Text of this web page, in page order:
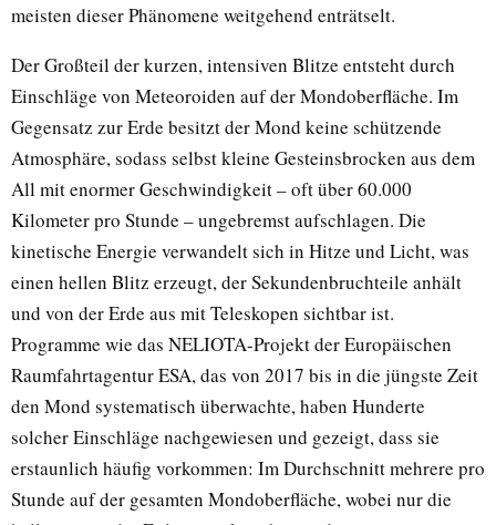
meisten dieser Phänomene weitgehend enträtselt.
Der Großteil der kurzen, intensiven Blitze entsteht durch
Einschläge von Meteoroiden auf der Mondoberfläche. Im
Gegensatz zur Erde besitzt der Mond keine schützende
Atmosphäre, sodass selbst kleine Gesteinsbrocken aus dem
All mit enormer Geschwindigkeit – oft über 60.000
Kilometer pro Stunde – ungebremst aufschlagen. Die
kinetische Energie verwandelt sich in Hitze und Licht, was
einen hellen Blitz erzeugt, der Sekundenbruchteile anhält
und von der Erde aus mit Teleskopen sichtbar ist.
Programme wie das NELIOTA-Projekt der Europäischen
Raumfahrtagentur ESA, das von 2017 bis in die jüngste Zeit
den Mond systematisch überwachte, haben Hunderte
solcher Einschläge nachgewiesen und gezeigt, dass sie
erstaunlich häufig vorkommen: Im Durchschnitt mehrere pro
Stunde auf der gesamten Mondoberfläche, wobei nur die